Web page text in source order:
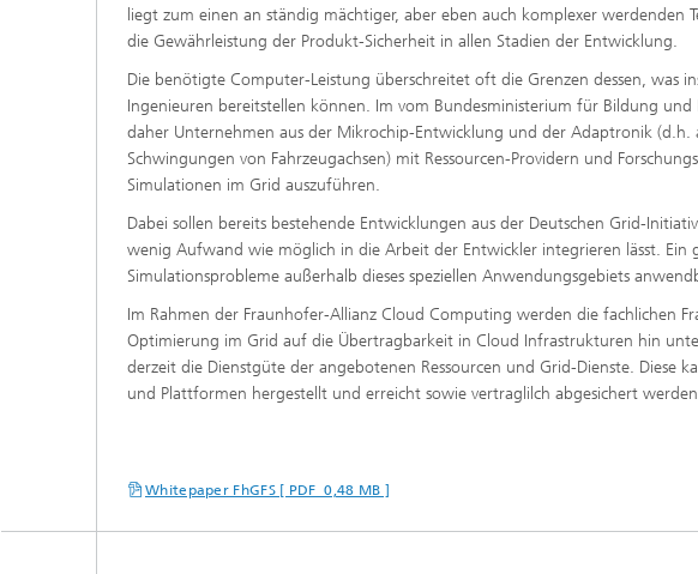
liegt zum einen an ständig mächtiger, aber eben auch komplexer
die Gewährleistung der Produkt-Sicherheit in allen Stadien der Entwicklung.
Die benötigte Computer-Leistung überschreitet oft die Grenzen dessen, was
Ingenieuren bereitstellen können. Im vom Bundesministerium für Bildung
daher Unternehmen aus der Mikrochip-Entwicklung und der Adaptronik (d.h.
Schwingungen von Fahrzeugachsen) mit Ressourcen-Providern und
Simulationen im Grid auszuführen.
Dabei sollen bereits bestehende Entwicklungen aus der Deutschen Grid-
wenig Aufwand wie möglich in die Arbeit der Entwickler integrieren lässt.
Simulationsprobleme außerhalb dieses speziellen Anwendungsgebiets
Im Rahmen der Fraunhofer-Allianz Cloud Computing werden die fachlichen
Optimierung im Grid auf die Übertragbarkeit in Cloud Infrastrukturen hin
derzeit die Dienstgüte der angebotenen Ressourcen und Grid-Dienste. Diese
und Plattformen hergestellt und erreicht sowie vertraglilch abgesichert
Whitepaper FhGFS [ PDF 0,48 MB ]